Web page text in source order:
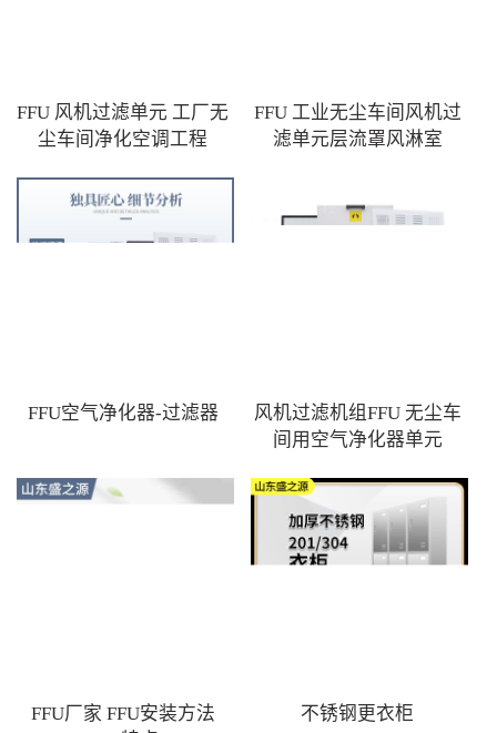
FFU 风机过滤单元 工厂无
尘车间净化空调工程
FFU 工业无尘车间风机过
滤单元层流罩风淋室
FFU空气净化器-过滤器
风机过滤机组FFU 无尘车
间用空气净化器单元
FFU厂家 FFU安装方法
不锈钢更衣柜